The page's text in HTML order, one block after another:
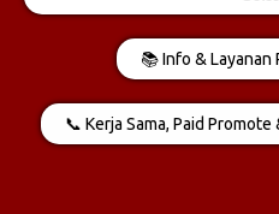
📚 Info & Layanan
📞 Kerja Sama, Paid